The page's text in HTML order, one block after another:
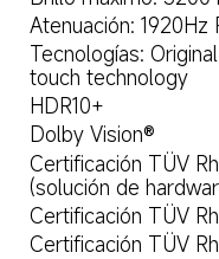
Atenuación:
Tecnologías:
touch technology
HDR10+
Dolby Vision®
Certificación TÜV
(solución de
Certificación TÜV
Certificación TÜV